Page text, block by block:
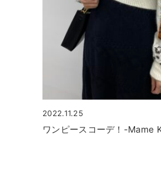
2022.11.25
ワンピースコーデ！-Mame